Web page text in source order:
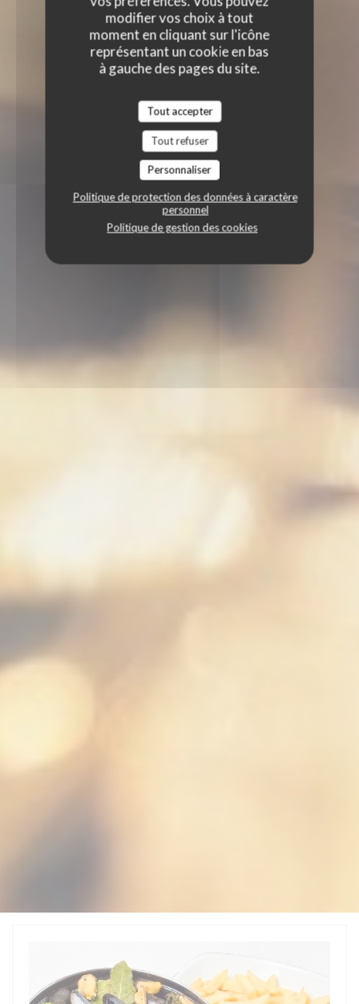
modifier vos choix à tout
moment en cliquant sur l'icône
représentant un cookie en bas
à gauche des pages du site.
Tout accepter
Tout refuser
Personnaliser
Politique de protection des données à caractère
personnel
Politique de gestion des cookies